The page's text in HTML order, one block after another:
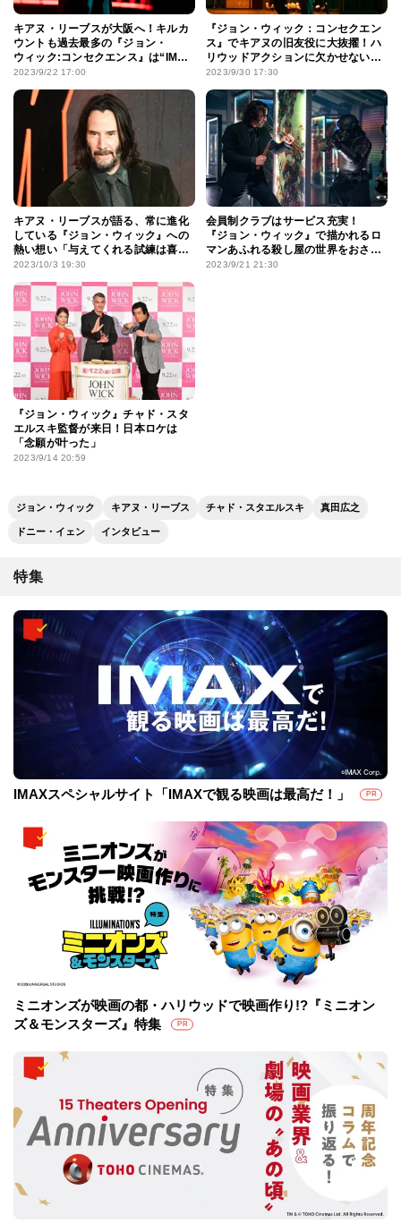
キアヌ・リーブスが大阪へ！キルカ
ウントも過去最多の『ジョン・
ウィック:コンセクエンス』は“IMAX
推し”
2023/9/22 17:00
『ジョン・ウィック：コンセクエン
ス』でキアヌの旧友役に大抜擢！ハ
リウッドアクションに欠かせない真
田広之、激しくて華麗な闘いの歴史
2023/9/30 17:30
キアヌ・リーブスが語る、常に進化
している『ジョン・ウィック』への
熱い想い「与えてくれる試練は喜
び」
2023/10/3 19:30
会員制クラブはサービス充実！
『ジョン・ウィック』で描かれるロ
マンあふれる殺し屋の世界をおさら
い
2023/9/21 21:30
『ジョン・ウィック』チャド・スタ
エルスキ監督が来日！日本ロケは
「念願が叶った」
2023/9/14 20:59
ジョン・ウィック キアヌ・リーブス チャド・スタエルスキ 真田広之
ドニー・イェン インタビュー
特集
IMAXスペシャルサイト「IMAXで観る映画は最高だ！」 PR
ミニオンズが映画の都・ハリウッドで映画作り!?『ミニオン
ズ＆モンスターズ』特集
PR